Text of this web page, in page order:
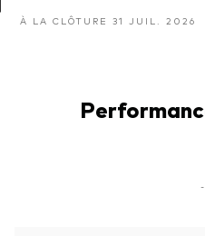
À LA CLÔTURE 31 JUIL. 2026
-